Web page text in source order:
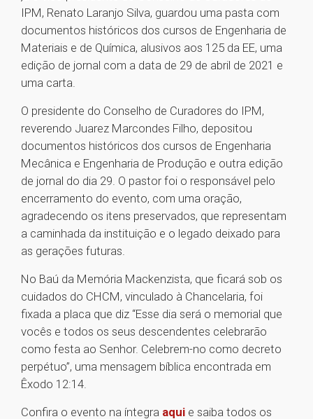
IPM, Renato Laranjo Silva, guardou uma pasta com
documentos históricos dos cursos de Engenharia de
Materiais e de Química, alusivos aos 125 da EE, uma
edição de jornal com a data de 29 de abril de 2021 e
uma carta.
O presidente do Conselho de Curadores do IPM,
reverendo Juarez Marcondes Filho, depositou
documentos históricos dos cursos de Engenharia
Mecânica e Engenharia de Produção e outra edição
de jornal do dia 29. O pastor foi o responsável pelo
encerramento do evento, com uma oração,
agradecendo os itens preservados, que representam
a caminhada da instituição e o legado deixado para
as gerações futuras.
No Baú da Memória Mackenzista, que ficará sob os
cuidados do CHCM, vinculado à Chancelaria, foi
fixada a placa que diz “Esse dia será o memorial que
vocês e todos os seus descendentes celebrarão
como festa ao Senhor. Celebrem-no como decreto
perpétuo”, uma mensagem bíblica encontrada em
Êxodo 12:14.
Confira o evento na íntegra aqui e saiba todos os